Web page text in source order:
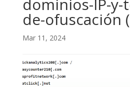
dominios-IP-y-
de-ofuscación
Mar 11, 2024